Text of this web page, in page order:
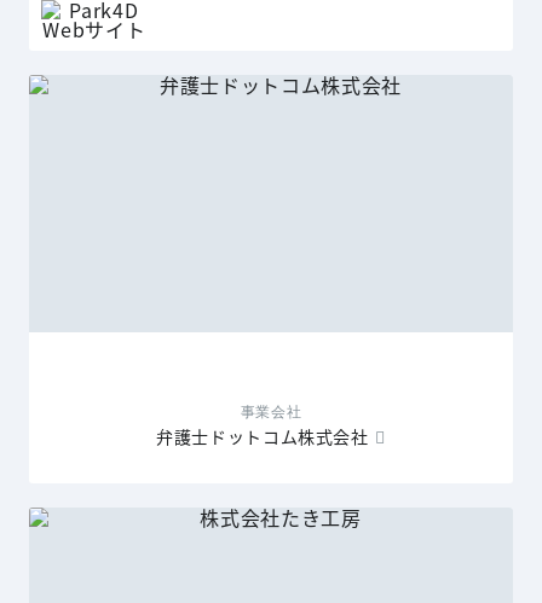
事業会社
弁護士ドットコム株式会社